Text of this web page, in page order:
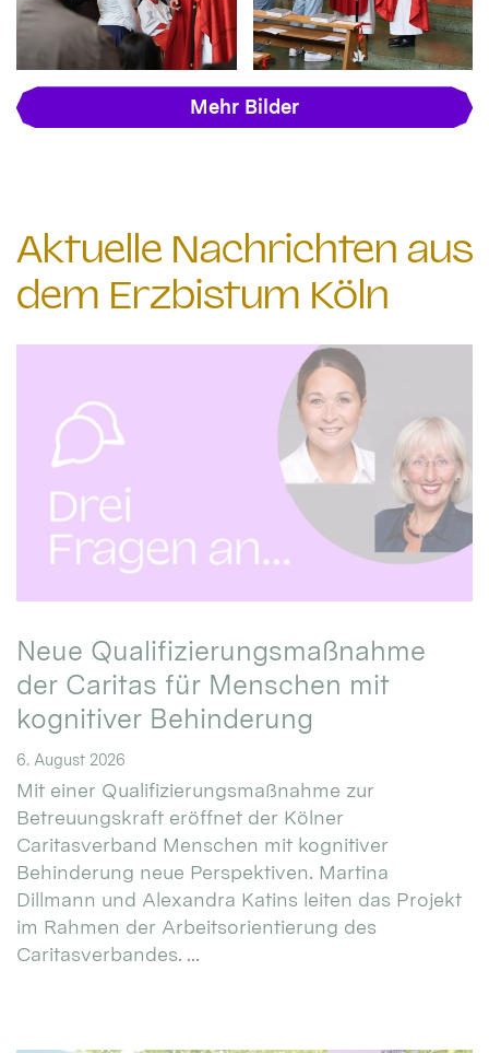
Mehr Bilder
Aktuelle Nachrichten aus
dem Erzbistum Köln
Neue Qualifizierungsmaßnahme
der Caritas für Menschen mit
kognitiver Behinderung
6. August 2026
Mit einer Qualifizierungsmaßnahme zur
Betreuungskraft eröffnet der Kölner
Caritasverband Menschen mit kognitiver
Behinderung neue Perspektiven. Martina
Dillmann und Alexandra Katins leiten das Projekt
im Rahmen der Arbeitsorientierung des
Caritasverbandes. ...